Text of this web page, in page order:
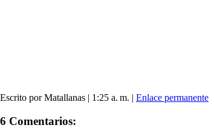
Escrito por Matallanas | 1:25 a. m. | Enlace permanente
6 Comentarios: